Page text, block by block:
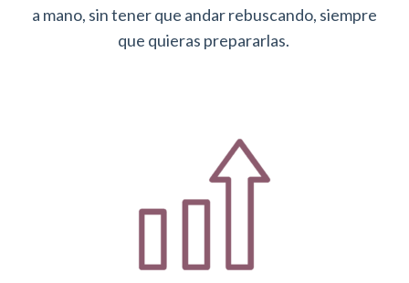
a mano, sin tener que andar rebuscando, siempre
que quieras prepararlas.